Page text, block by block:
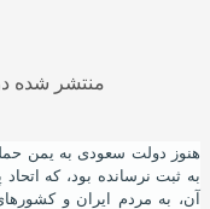
منتشر شده در یکشنبه, 19
هنوز دولت سعودی به یمن
به ثبت نرسانده بود، که
آن، به مردم ایران و